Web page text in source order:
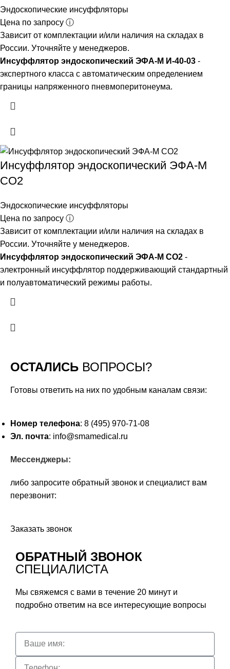
Эндоскопические инсуффляторы
Цена по запросу ⓘ
Зависит от комплектации и/или наличия на складах в
России. Уточняйте у менеджеров.
Инсуффлятор эндоскопический ЭФА-М И-40-03 -
экспертного класса с автоматическим определением
границы напряженного пневмоперитонеума.
Инсуффлятор эндоскопический ЭФА-М
СО2
Эндоскопические инсуффляторы
Цена по запросу ⓘ
Зависит от комплектации и/или наличия на складах в
России. Уточняйте у менеджеров.
Инсуффлятор эндоскопический ЭФА-М СО2 -
электронный инсуффлятор поддерживающий стандартный
и полуавтоматический режимы работы.
ОСТАЛИСЬ ВОПРОСЫ?
Готовы ответить на них по удобным каналам связи:
Номер телефона: 8 (495) 970-71-08
Эл. почта: info@smamedical.ru
Мессенджеры:
либо запросите обратный звонок и специалист вам
перезвонит:
Заказать звонок
ОБРАТНЫЙ ЗВОНОК
СПЕЦИАЛИСТА
Мы свяжемся с вами в течение 20 минут и
подробно ответим на все интересующие вопросы